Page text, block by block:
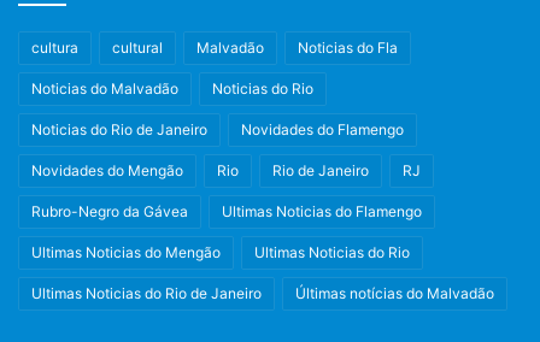
cultura cultural Malvadão Noticias do Fla
Noticias do Malvadão Noticias do Rio
Noticias do Rio de Janeiro Novidades do Flamengo
Novidades do Mengão Rio Rio de Janeiro RJ
Rubro-Negro da Gávea Ultimas Noticias do Flamengo
Ultimas Noticias do Mengão Ultimas Noticias do Rio
Ultimas Noticias do Rio de Janeiro Últimas notícias do Malvadão